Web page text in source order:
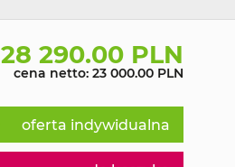
28 290.00 PLN
cena netto: 23 000.00 PLN
oferta indywidualna